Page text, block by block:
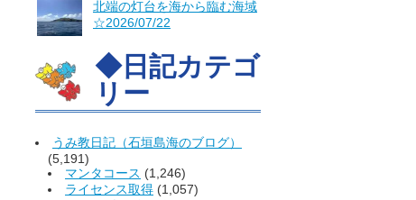
北端の灯台を海から臨む海域
☆2026/07/22
◆日記カテゴ
リー
うみ教日記（石垣島海のブログ）
(5,191)
マンタコース (1,246)
ライセンス取得 (1,057)